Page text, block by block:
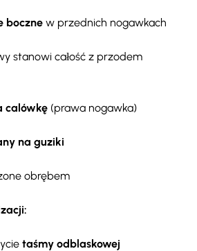
boczne w przednich nogawkach
stanowi całość z przodem
calówkę (prawa nogawka)
na guziki
obrębem
taśmy odblaskowej